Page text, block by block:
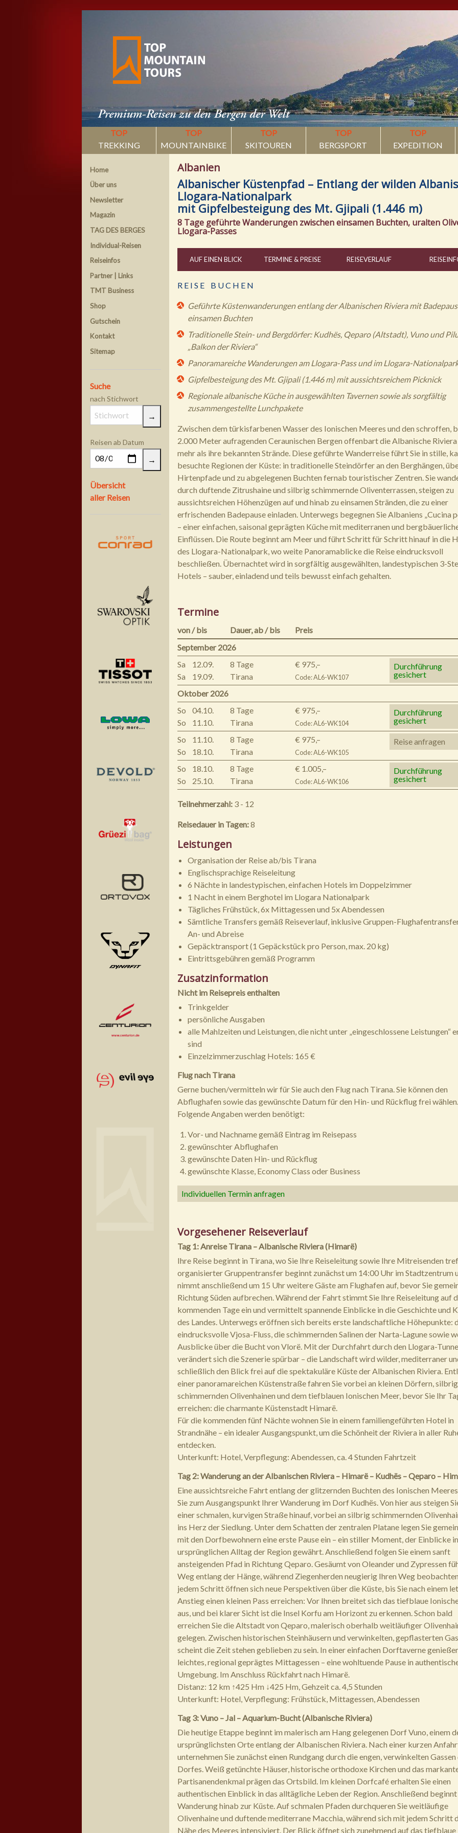
TOP
TREKKING
TOP
MOUNTAINBIKE
TOP
SKITOUREN
TOP
BERGSPORT
TOP
EXPEDITION
Home
Über uns
Newsletter
Magazin
TAG DES BERGES
Individual-Reisen
Reiseinfos
Partner | Links
TMT Business
Shop
Gutschein
Kontakt
Sitemap
Suche
nach Stichwort
Reisen ab Datum
Übersicht
aller Reisen
Albanien
Albanischer Küstenpfad – Entlang der wilden
Llogara-Nationalpark
mit Gipfelbesteigung des Mt. Gjipali (1.446 m)
8 Tage geführte Wanderungen zwischen einsamen Buchten, uralten
Llogara-Passes
AUF EINEN BLICK TERMINE & PREISE REISEVERLAUF REISE
R E I S E B U C H E N
Geführte Küstenwanderungen entlang der Albanischen Riviera mit
einsamen Buchten
Traditionelle Stein- und Bergdörfer: Kudhës, Qeparo (Altstadt), Vuno und
„Balkon der Riviera“
Panoramareiche Wanderungen am Llogara-Pass und im Llogara-
Gipfelbesteigung des Mt. Gjipali (1.446 m) mit aussichtsreichem Picknick
Regionale albanische Küche in ausgewählten Tavernen sowie als sorgfältig
zusammengestellte Lunchpakete
Zwischen dem türkisfarbenen Wasser des Ionischen Meeres und den schroffen,
2.000 Meter aufragenden Ceraunischen Bergen offenbart die Albanische
mehr als ihre bekannten Strände. Diese geführte Wanderreise führt Sie in stille,
besuchte Regionen der Küste: in traditionelle Steindörfer an den Berghängen,
Hirtenpfade und zu abgelegenen Buchten fernab touristischer Zentren. Sie
durch duftende Zitrushaine und silbrig schimmernde Oliventerrassen, steigen zu
aussichtsreichen Höhenzügen auf und hinab zu einsamen Stränden, die zu einer
erfrischenden Badepause einladen. Unterwegs begegnen Sie Albaniens „Cucina
– einer einfachen, saisonal geprägten Küche mit mediterranen und
Einflüssen. Die Route beginnt am Meer und führt Schritt für Schritt hinauf in die
des Llogara-Nationalpark, wo weite Panoramablicke die Reise eindrucksvoll
beschließen. Übernachtet wird in sorgfältig ausgewählten, landestypischen 3-
Hotels – sauber, einladend und teils bewusst einfach gehalten.
Termine
von / bis Dauer,ab / bis
Preis
September 2026
Sa
Sa
12.09.
19.09.
8 Tage
Tirana
€ 975,–
Code: AL6-WK107
Durchführung
gesichert
Oktober 2026
So
So
04.10.
11.10.
8 Tage
Tirana
€ 975,–
Code: AL6-WK104
Durchführung
gesichert
So
So
11.10.
18.10.
8 Tage
Tirana
€ 975,–
Code: AL6-WK105
Reise anfragen
So
So
18.10.
25.10.
8 Tage
Tirana
€ 1.005,–
Code: AL6-WK106
Durchführung
gesichert
Teilnehmerzahl: 3 - 12
Reisedauer in Tagen:8
Leistungen
Organisation der Reise ab/bis Tirana
Englischsprachige Reiseleitung
6 Nächte in landestypischen, einfachen Hotels im Doppelzimmer
1 Nacht in einem Berghotel im Llogara Nationalpark
Tägliches Frühstück, 6x Mittagessen und 5x Abendessen
Sämtliche Transfers gemäß Reiseverlauf, inklusive Gruppen-
An- und Abreise
Gepäcktransport (1 Gepäckstück pro Person, max. 20 kg)
Eintrittsgebühren gemäß Programm
Zusatzinformation
Nicht im Reisepreis enthalten
Trinkgelder
persönliche Ausgaben
alle Mahlzeiten und Leistungen, die nicht unter „eingeschlossene Leistungen“
sind
Einzelzimmerzuschlag Hotels: 165 €
Flug nach Tirana
Gerne buchen/vermitteln wir für Sie auch den Flug nach Tirana. Sie können den
Abflughafen sowie das gewünschte Datum für den Hin- und Rückflug frei wählen.
Folgende Angaben werden benötigt:
Vor- und Nachname gemäß Eintrag im Reisepass
gewünschter Abflughafen
gewünschte Daten Hin- und Rückflug
gewünschte Klasse, Economy Class oder Business
Individuellen Termin anfragen
Vorgesehener Reiseverlauf
Tag 1: Anreise Tirana – Albanische Riviera (Himarë)
Ihre Reise beginnt in Tirana, wo Sie Ihre Reiseleitung sowie Ihre Mitreisenden
organisierter Gruppentransfer beginnt zunächst um 14:00 Uhr im Stadtzentrum
nimmt anschließend um 15 Uhr weitere Gäste am Flughafen auf, bevor Sie
Richtung Süden aufbrechen. Während der Fahrt stimmt Sie Ihre Reiseleitung auf
kommenden Tage ein und vermittelt spannende Einblicke in die Geschichte und
des Landes. Unterwegs eröffnen sich bereits erste landschaftliche Höhepunkte:
eindrucksvolle Vjosa-Fluss, die schimmernden Salinen der Narta-Lagune sowie
Ausblicke über die Bucht von Vlorë. Mit der Durchfahrt durch den Llogara-
verändert sich die Szenerie spürbar – die Landschaft wird wilder, mediterraner
schließlich den Blick frei auf die spektakuläre Küste der Albanischen Riviera.
einer panoramareichen Küstenstraße fahren Sie vorbei an kleinen Dörfern, silbrig
schimmernden Olivenhainen und dem tiefblauen Ionischen Meer, bevor Sie Ihr
erreichen: die charmante Küstenstadt Himarë.
Für die kommenden fünf Nächte wohnen Sie in einem familiengeführten Hotel in
Strandnähe – ein idealer Ausgangspunkt, um die Schönheit der Riviera in aller
entdecken.
Unterkunft: Hotel, Verpflegung: Abendessen, ca. 4 Stunden Fahrtzeit
Tag 2: Wanderung an der Albanischen Riviera – Himarë – Kudhës – Qeparo –
Eine aussichtsreiche Fahrt entlang der glitzernden Buchten des Ionischen
Sie zum Ausgangspunkt Ihrer Wanderung im Dorf Kudhës. Von hier aus steigen
einer schmalen, kurvigen Straße hinauf, vorbei an silbrig schimmernden
ins Herz der Siedlung. Unter dem Schatten der zentralen Platane legen Sie
mit den Dorfbewohnern eine erste Pause ein – ein stiller Moment, der Einblicke
ursprünglichen Alltag der Region gewährt. Anschließend folgen Sie einem sanft
ansteigenden Pfad in Richtung Qeparo. Gesäumt von Oleander und Zypressen
Weg entlang der Hänge, während Ziegenherden neugierig Ihren Weg
jedem Schritt öffnen sich neue Perspektiven über die Küste, bis Sie nach einem
Anstieg einen kleinen Pass erreichen: Vor Ihnen breitet sich das tiefblaue
aus, und bei klarer Sicht ist die Insel Korfu am Horizont zu erkennen. Schon bald
erreichen Sie die Altstadt von Qeparo, malerisch oberhalb weitläufiger
gelegen. Zwischen historischen Steinhäusern und verwinkelten, gepflasterten
scheint die Zeit stehen geblieben zu sein. In einer einfachen Dorftaverne
leichtes, regional geprägtes Mittagessen – eine wohltuende Pause in
Umgebung. Im Anschluss Rückfahrt nach Himarë.
Distanz: 12 km ↑425 Hm ↓425 Hm, Gehzeit ca. 4,5 Stunden
Unterkunft: Hotel, Verpflegung: Frühstück, Mittagessen, Abendessen
Tag 3: Vuno – Jal – Aquarium-Bucht (Albanische Riviera)
Die heutige Etappe beginnt im malerisch am Hang gelegenen Dorf Vuno, einem
ursprünglichsten Orte entlang der Albanischen Riviera. Nach einer kurzen
unternehmen Sie zunächst einen Rundgang durch die engen, verwinkelten Gassen
Dorfes. Weiß getünchte Häuser, historische orthodoxe Kirchen und das
Partisanendenkmal prägen das Ortsbild. Im kleinen Dorfcafé erhalten Sie einen
authentischen Einblick in das alltägliche Leben der Region. Anschließend
Wanderung hinab zur Küste. Auf schmalen Pfaden durchqueren Sie weitläufige
Olivenhaine und duftende mediterrane Macchia, während sich mit jedem Schritt
Nähe des Meeres intensiviert. Der Blick öffnet sich zunehmend auf das tiefblaue